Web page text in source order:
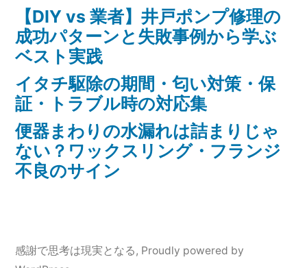
【DIY vs 業者】井戸ポンプ修理の
成功パターンと失敗事例から学ぶ
ベスト実践
イタチ駆除の期間・匂い対策・保
証・トラブル時の対応集
便器まわりの水漏れは詰まりじゃ
ない？ワックスリング・フランジ
不良のサイン
感謝で思考は現実となる, Proudly powered by